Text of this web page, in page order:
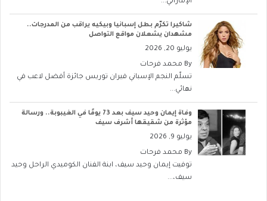
الإماراتي...
شاكيرا تكرّم بطل إسبانيا وبيكيه يراقب من المدرجات..
مشهدان يشعلان مواقع التواصل
يوليو 20, 2026
By محمد فرحات
تسلّم النجم الإسباني فيران توريس جائزة أفضل لاعب في
نهائي...
وفاة إيمان وحيد سيف بعد 73 يومًا في الغيبوبة.. ورسالة
مؤثرة من شقيقها أشرف سيف
يوليو 9, 2026
By محمد فرحات
توفيت إيمان وحيد سيف، ابنة الفنان الكوميدي الراحل وحيد
سيف،...